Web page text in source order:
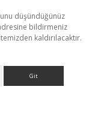
düşündüğünüz
bildirmeniz
kaldırılacaktır.